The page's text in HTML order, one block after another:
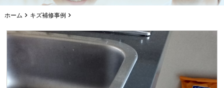
ホーム キズ補修事例